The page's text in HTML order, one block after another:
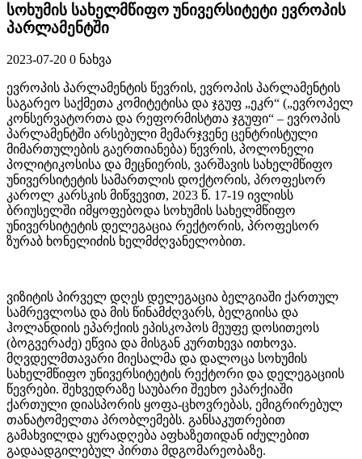
სოხუმის სახელმწიფო უნივერსიტეტი ევროპის
პარლამენტში
2023-07-20 0 ნახვა
ევროპის პარლამენტის წევრის, ევროპის პარლამენტის
საგარეო საქმეთა კომიტეტისა და ჯგუფ „ეკრ“ („ევროპელ
კონსერვატორთა და რეფორმისტთა ჯგუფი“ – ევროპის
პარლამენტში არსებული მემარჯვენე ცენტრისტული
მიმართულების გაერთიანება) წევრის, პოლონელი
პოლიტიკოსისა და მეცნიერის, ვარშავის სახელმწიფო
უნივერსიტეტის სამართლის დოქტორის, პროფესორ
კაროლ კარსკის მიწვევით, 2023 წ. 17-19 ივლისს
ბრიუსელში იმყოფებოდა სოხუმის სახელმწიფო
უნივერსიტეტის დელეგაცია რექტორის, პროფესორ
ზურაბ ხონელიძის ხელმძღვანელობით.
ვიზიტის პირველ დღეს დელეგაცია ბელგიაში ქართულ
სამრევლოსა და მის წინამძღვარს, ბელგიისა და
ჰოლანდიის ეპარქიის ეპისკოპოს მეუფე დოსითეოს
(ბოგვერაძე) ეწვია და მისგან კურთხევა ითხოვა.
მღვდელმთავარი მიესალმა და დალოცა სოხუმის
სახელმწიფო უნივერსიტეტის რექტორი და დელეგაციის
წევრები. შეხვედრაზე საუბარი შეეხო ეპარქიაში
ქართული დიასპორის ყოფა-ცხოვრებას, ემიგრირებულ
თანატომელთა პრობლემებს. განსაკუთრებით
გამახვილდა ყურადღება აფხაზეთიდან იძულებით
გადაადგილებულ პირთა მდგომარეობაზე.